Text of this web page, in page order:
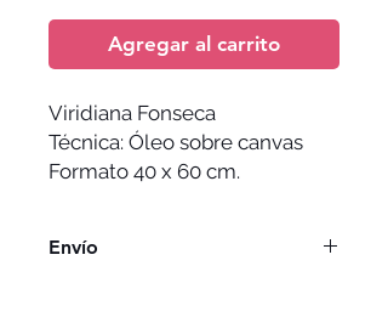
Agregar al carrito
Viridiana Fonseca
Técnica: Óleo sobre canvas
Formato 40 x 60 cm.
Envío